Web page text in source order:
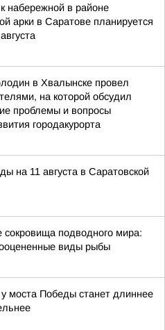
набережной в районе
арки в Саратове планируется
в Хвалынске провел
на которой обсудил
проблемы и вопросы
городакурорта
на 11 августа в Саратовской
сокровища подводного мира:
виды рыбы
моста Победы станет длиннее